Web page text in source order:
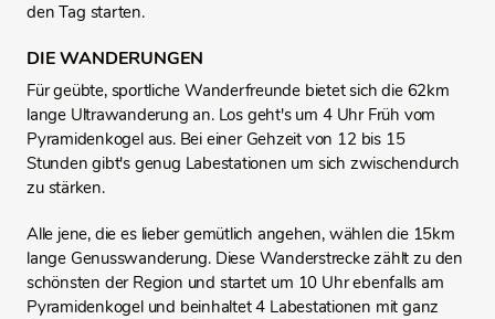
den Tag starten.
DIE WANDERUNGEN
Für geübte, sportliche Wanderfreunde bietet sich die 62km
lange Ultrawanderung an. Los geht's um 4 Uhr Früh vom
Pyramidenkogel aus. Bei einer Gehzeit von 12 bis 15
Stunden gibt's genug Labestationen um sich zwischendurch
zu stärken.
Alle jene, die es lieber gemütlich angehen, wählen die 15km
lange Genusswanderung. Diese Wanderstrecke zählt zu den
schönsten der Region und startet um 10 Uhr ebenfalls am
Pyramidenkogel und beinhaltet 4 Labestationen mit ganz